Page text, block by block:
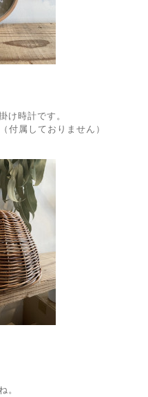
け時計です。
属しておりません）
。